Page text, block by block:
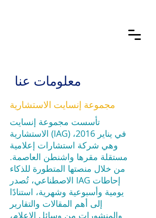
معلومات عنا
مجموعة إنسايت الاستشارية
تأسست مجموعة إنسايت
الاستشارية (IAG) في يناير 2016،
وهي شركة استشارات إعلامية
مستقلة مقرها واشنطن العاصمة.
من خلال منصتها المتطورة للذكاء
الاصطناعي، تُصدر IAG إحاطات
يومية وأسبوعية وشهرية، استنادًا
إلى أهم المقالات والتقارير
والمنشورات من وسائل الإعلام،